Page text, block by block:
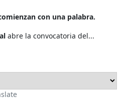
con una palabra.
abre la convocatoria del...